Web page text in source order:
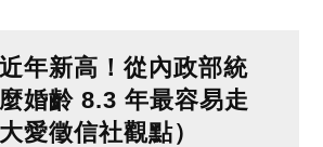
年新高！從內政部統
婚齡 8.3 年最容易走
愛徵信社觀點）